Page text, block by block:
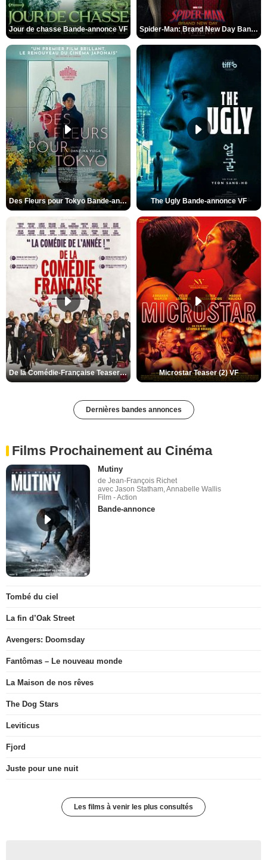
Jour de chasse Bande-annonce VF Spider-Man: Brand New Day Bande-annonce (3) VO STFR
Des Fleurs pour Tokyo Bande-annonce VO STFR The Ugly Bande-annonce VF
De la Comédie-Française Teaser (3) VF Microstar Teaser (2) VF
Dernières bandes annonces
Films Prochainement au Cinéma
Mutiny
de Jean-François Richet
avec Jason Statham, Annabelle Wallis
Film - Action
Bande-annonce
Tombé du ciel
La fin d’Oak Street
Avengers: Doomsday
Fantômas – Le nouveau monde
La Maison de nos rêves
The Dog Stars
Leviticus
Fjord
Juste pour une nuit
Les films à venir les plus consultés